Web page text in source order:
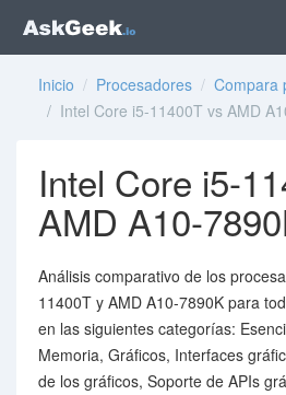
Inicio / Procesadores / Compara
/ Intel Core i5-11400T vs AMD
Intel Core i5-
AMD A10-
Análisis comparativo de los
11400T y AMD A10-7890K para
en las siguientes categorías:
Memoria, Gráficos, Interfaces
de los gráficos, Soporte de APIs